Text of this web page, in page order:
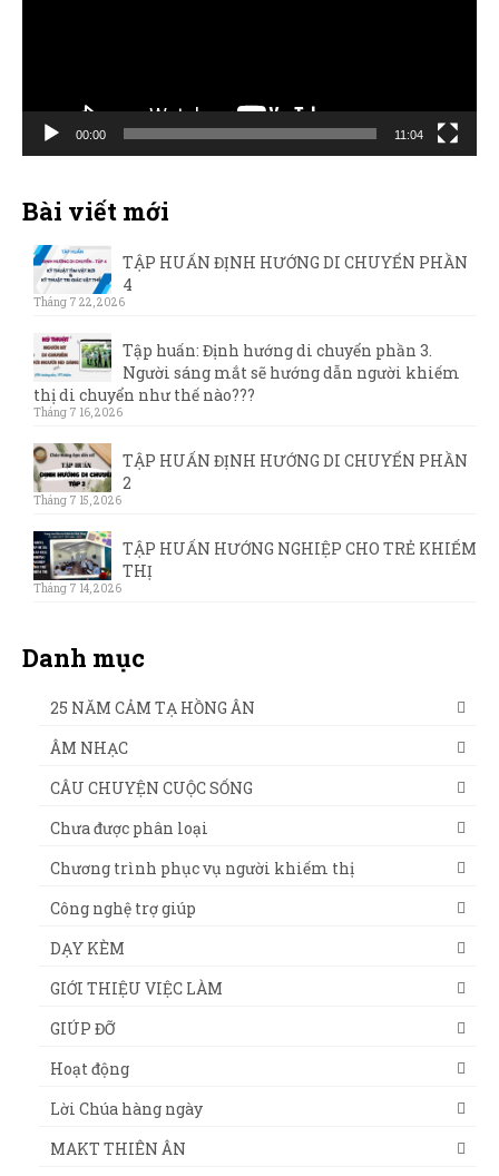
00:00 11:04
Bài viết mới
TẬP HUẤN ĐỊNH HƯỚNG DI CHUYỂN PHẦN
4
Tháng 7 22, 2026
Tập huấn: Định hướng di chuyển phần 3.
Người sáng mắt sẽ hướng dẫn người khiếm
thị di chuyển như thế nào???
Tháng 7 16, 2026
TẬP HUẤN ĐỊNH HƯỚNG DI CHUYỂN PHẦN
2
Tháng 7 15, 2026
TẬP HUẤN HƯỚNG NGHIỆP CHO TRẺ KHIẾM
THỊ
Tháng 7 14, 2026
Danh mục
25 NĂM CẢM TẠ HỒNG ÂN
ÂM NHẠC
CÂU CHUYỆN CUỘC SỐNG
Chưa được phân loại
Chương trình phục vụ người khiếm thị
Công nghệ trợ giúp
DẠY KÈM
GIỚI THIỆU VIỆC LÀM
GIÚP ĐỠ
Hoạt động
Lời Chúa hàng ngày
MAKT THIÊN ÂN